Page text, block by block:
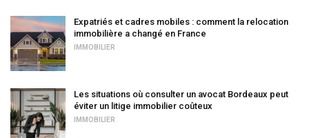
Expatriés et cadres mobiles : comment la relocation
immobilière a changé en France
IMMOBILIER
Les situations où consulter un avocat Bordeaux peut
éviter un litige immobilier coûteux
IMMOBILIER